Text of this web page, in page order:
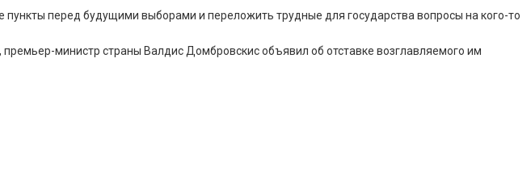
перед будущими выборами и переложить трудные для государства вопросы на кого-то
министр страны Валдис Домбровскис объявил об отставке возглавляемого им